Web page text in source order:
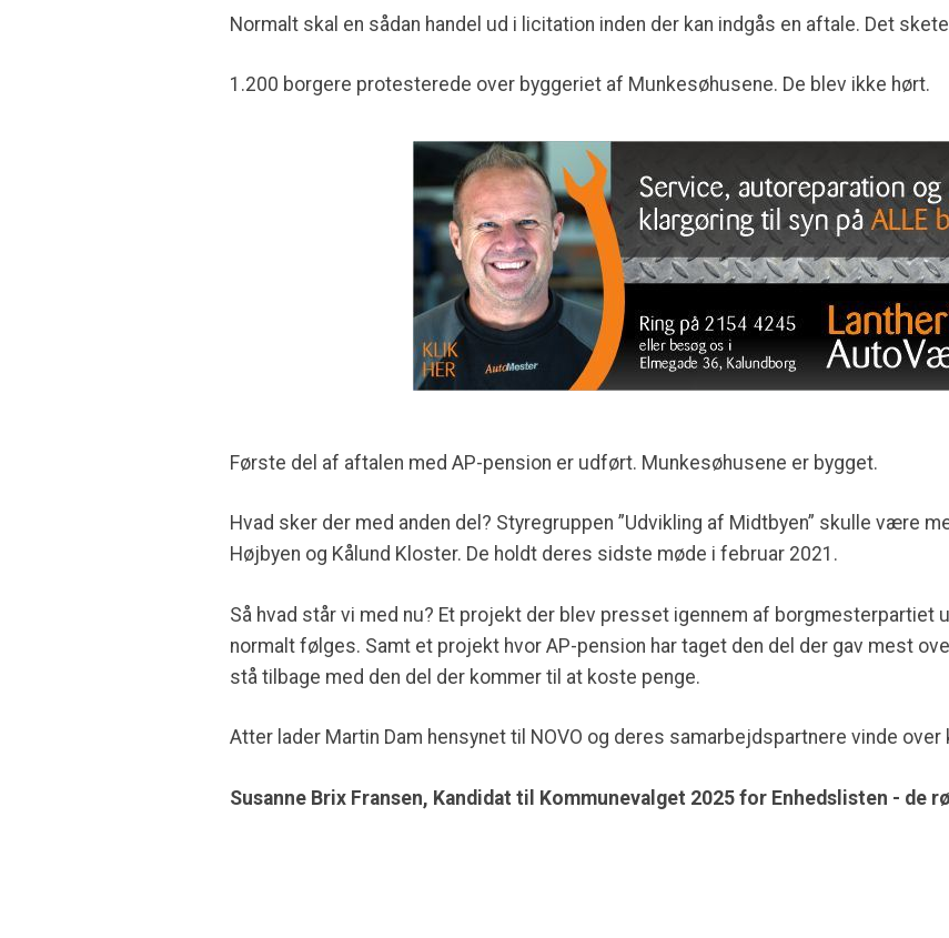
Normalt skal en sådan handel ud i licitation inden der kan indgås en aftale. Det
1.200 borgere protesterede over byggeriet af Munkesøhusene. De blev ikke hørt.
Første del af aftalen med AP-pension er udført. Munkesøhusene er bygget.
Hvad sker der med anden del? Styregruppen ”Udvikling af Midtbyen” skulle være
Højbyen og Kålund Kloster. De holdt deres sidste møde i februar 2021.
Så hvad står vi med nu? Et projekt der blev presset igennem af borgmesterpartiet
normalt følges. Samt et projekt hvor AP-pension har taget den del der gav mest
stå tilbage med den del der kommer til at koste penge.
Atter lader Martin Dam hensynet til NOVO og deres samarbejdspartnere vinde
Susanne Brix Fransen, Kandidat til Kommunevalget 2025 for Enhedslisten - de